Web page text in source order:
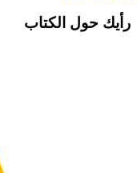
حول الكتاب